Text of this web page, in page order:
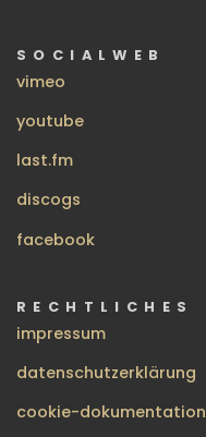
SOCIALWEB
vimeo
youtube
last.fm
discogs
facebook
RECHTLICHES
impressum
datenschutzerklärung
cookie-dokumentation